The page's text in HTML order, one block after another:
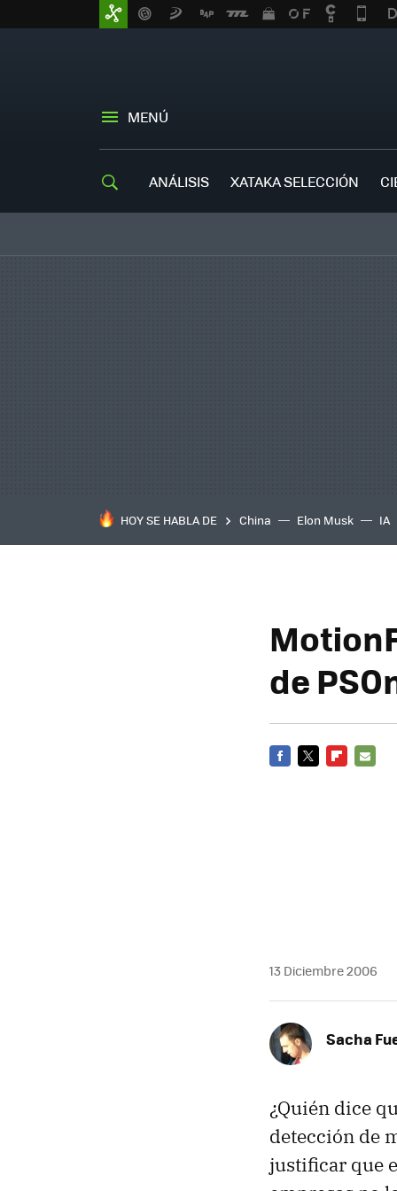
MENÚ
ANÁLISIS XATAKA SELECCIÓN
HOY SE HABLA DE China Elon Musk IA
de
13 Diciembre 2006
Sacha
¿Quién dice
detección de
justificar que